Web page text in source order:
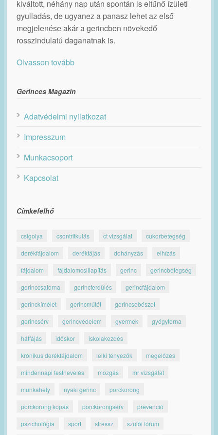
kiváltott, néhány nap után spontán is eltűnő ízületi
gyulladás, de ugyanez a panasz lehet az első
megjelenése akár a gerincben növekedő
rosszindulatú daganatnak is.
Olvasson tovább
Gerinces Magazin
Adatvédelmi nyilatkozat
Impresszum
Munkacsoport
Kapcsolat
Címkefelhő
csigolya csontritkulás ct vizsgálat cukorbetegség
derékfájdalom derékfájás dohányzás elhízás
fájdalom fájdalomcsillapítás gerinc gerincbetegség
gerinccsatorna gerincferdülés gerincfájdalom
gerinckímélet gerincműtét gerincsebészet
gerincsérv gerincvédelem gyermek gyógytorna
hátfájás időskor iskolakezdés
krónikus derékfájdalom lelki tényezők megelőzés
mindennapi testnevelés mozgás mr vizsgálat
munkahely nyaki gerinc porckorong
porckorong kopás porckorongsérv prevenció
pszichológia sport stressz szülői fórum